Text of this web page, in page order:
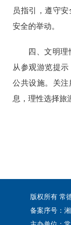
员指引，遵守
安全的举动。
四、文明
从参观游览提
公共设施。关
息，理性选择旅
版权所有 常
备案序号：